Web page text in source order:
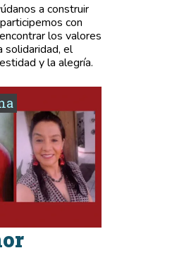
a construir
con
los valores
solidaridad, el
y la alegría.